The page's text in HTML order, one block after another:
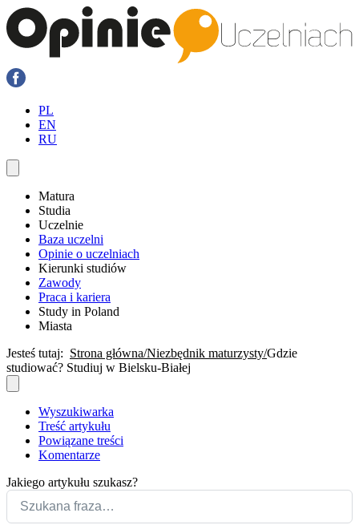
PL
EN
RU
Matura
Studia
Uczelnie
Baza uczelni
Opinie o uczelniach
Kierunki studiów
Zawody
Praca i kariera
Study in Poland
Miasta
Jesteś tutaj: Strona główna Niezbędnik maturzysty Gdzie
studiować? Studiuj w Bielsku-Białej
Wyszukiwarka
Treść artykułu
Powiązane treści
Komentarze
Jakiego artykułu szukasz?